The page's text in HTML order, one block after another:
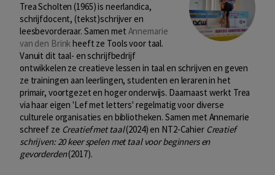
Trea Scholten (1965) is neerlandica,
schrijfdocent, (tekst)schrijver en
leesbevorderaar. Samen met Annemarie
van den Brinkheeft ze Tools voor taal.
Vanuit dit taal- en schrijfbedrijf
ontwikkelen ze creatieve lessen in taal en schrijven en geven
ze trainingen aan leerlingen, studenten en leraren in het
primair, voortgezet en hoger onderwijs. Daarnaast werkt Trea
via haar eigen 'Lef met letters' regelmatig voor diverse
culturele organisaties en bibliotheken. Samen met Annemarie
schreef ze Creatief met taal(2024) en NT2-Cahier Creatief
schrijven: 20 keer spelen met taal voor beginners en
gevorderden(2017).